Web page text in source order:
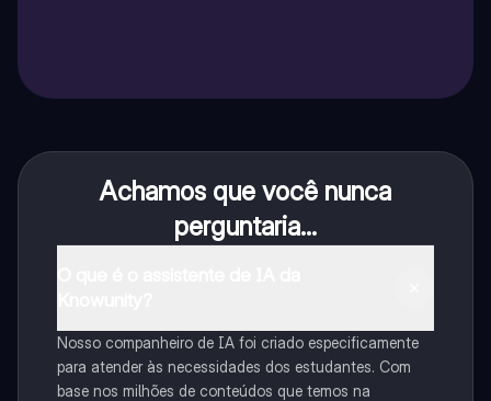
Achamos que você nunca
perguntaria...
Nosso companheiro de IA foi criado especificamente
para atender às necessidades dos estudantes. Com
base nos milhões de conteúdos que temos na